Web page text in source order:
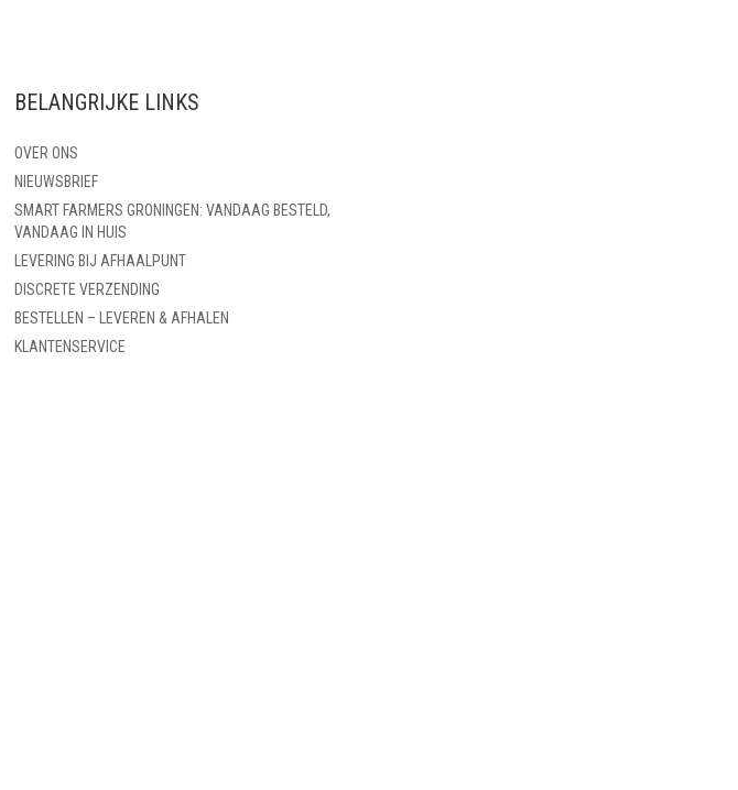
BELANGRIJKE LINKS
OVER ONS
NIEUWSBRIEF
SMART FARMERS GRONINGEN: VANDAAG BESTELD,
VANDAAG IN HUIS
LEVERING BIJ AFHAALPUNT
DISCRETE VERZENDING
BESTELLEN – LEVEREN & AFHALEN
KLANTENSERVICE